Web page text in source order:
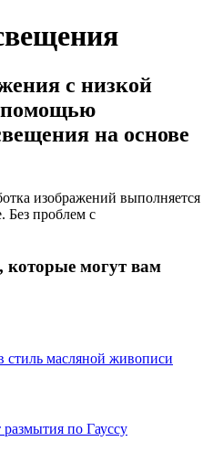
с низкой
помощью
на основе
изображений выполняется
Без проблем с
которые могут вам
стиль масляной живописи
по Гауссу